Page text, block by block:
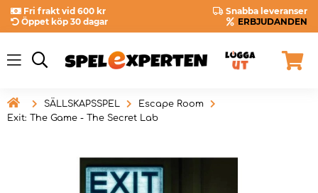
Fri frakt vid 600 kr
Snabba leveranser
Öppet köp 30 dagar
ERBJUDANDEN
 SÄLLSKAPSSPEL
Escape Room
Exit: The Game - The Secret Lab